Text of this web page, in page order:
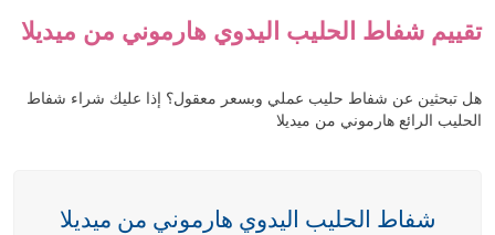
تقييم شفاط الحليب اليدوي هارموني من ميديلا
هل تبحثين عن شفاط حليب عملي وبسعر معقول؟ إذا عليك شراء شفاط
الحليب الرائع هارموني من ميديلا
شفاط الحليب اليدوي هارموني من ميديلا